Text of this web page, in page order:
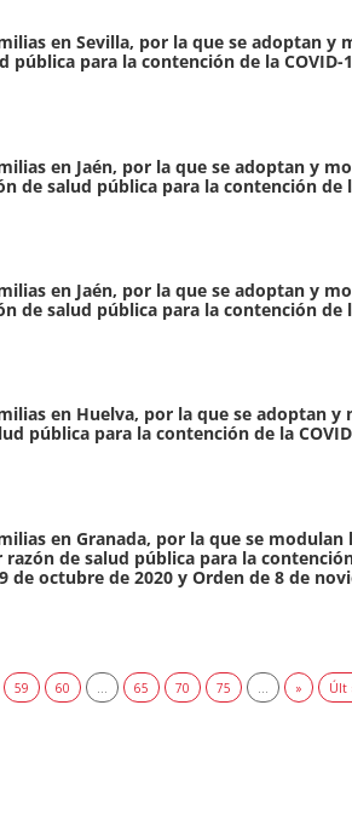
en Sevilla, por la que se adoptan y
para la contención de la
en Jaén, por la que se adoptan y
de salud pública para la contención de
en Jaén, por la que se adoptan y
de salud pública para la contención de
en Huelva, por la que se adoptan
pública para la contención de la
en Granada, por la que se
de salud pública para la
octubre de 2020 y Orden de 8 de
59 60 65 70 75 » Últ